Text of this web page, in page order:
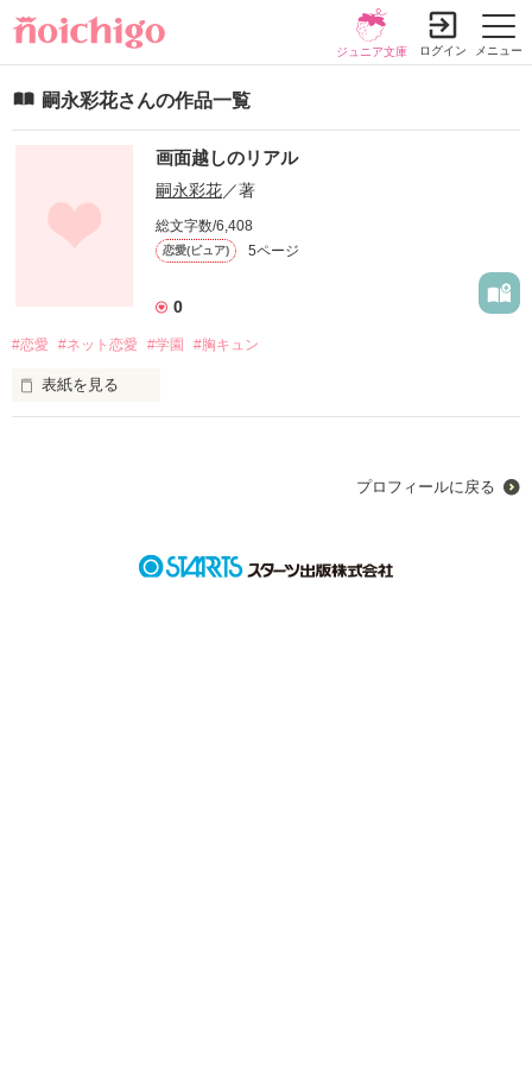
メニュー
ジュニア文庫 ログイン
嗣永彩花さんの作品一覧
画面越しのリアル
嗣永彩花／著
総文字数/6,408
恋愛(ピュア) 5ページ
0
#恋愛 #ネット恋愛 #学園 #胸キュン
表紙を見る
恋愛対象として好きなネットの友人『レトくん』
プロフィールに戻る